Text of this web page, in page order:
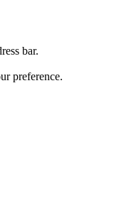
bar.
preference.